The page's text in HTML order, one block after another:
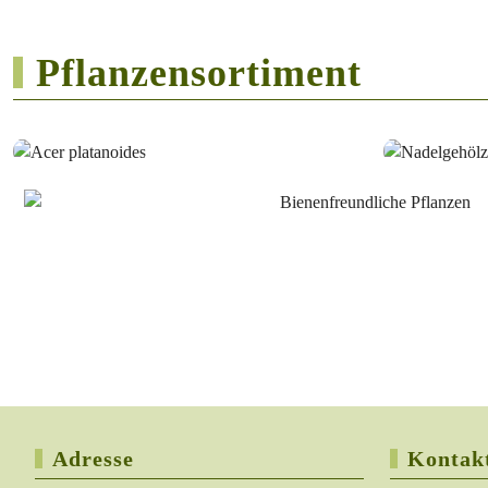
Pflanzensortiment
Adresse